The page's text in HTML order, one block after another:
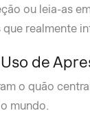
ou leia-as
realmente
de
o quão
mundo.